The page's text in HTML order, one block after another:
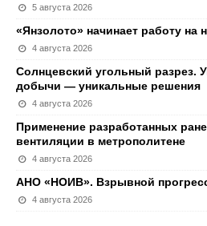
5 августа 2026
«Янзолото» начинает работу на
4 августа 2026
Солнцевский угольный разрез.
добычи — уникальные решения
4 августа 2026
Применение разработанных
вентиляции в метрополитене
4 августа 2026
АНО «НОИВ». Взрывной
4 августа 2026